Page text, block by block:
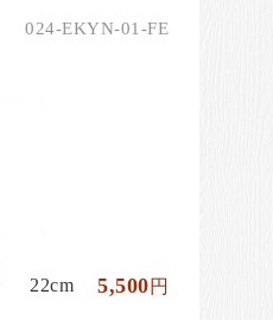
024-EKYN-01-FE
22cm 5,500円